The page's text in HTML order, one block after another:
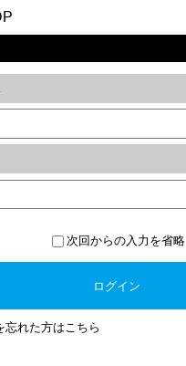
次回からの入力を省略
ログイン
忘れた方はこちら